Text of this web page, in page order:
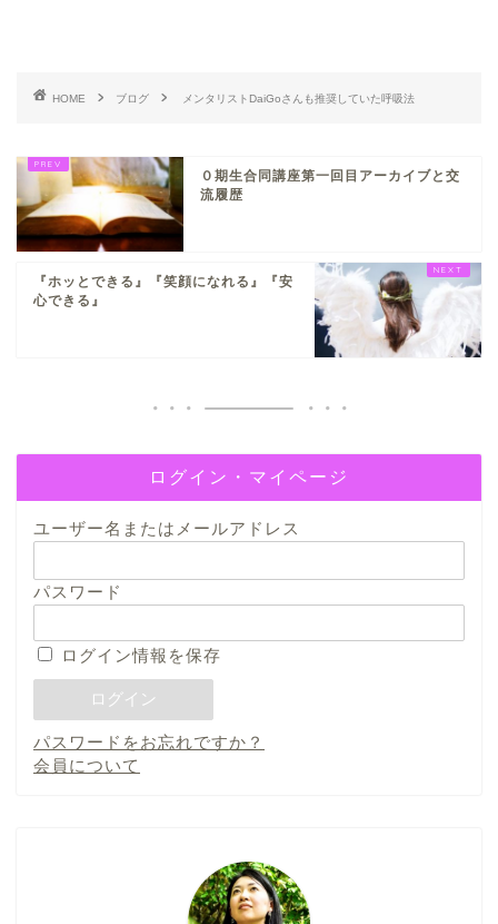
HOME ブログ メンタリストDaiGoさんも推奨していた呼吸法
０期生合同講座第一回目アーカイブと交
流履歴
『ホッとできる』『笑顔になれる』『安
心できる』
ログイン・マイページ
ユーザー名またはメールアドレス
パスワード
ログイン情報を保存
パスワードをお忘れですか？
会員について